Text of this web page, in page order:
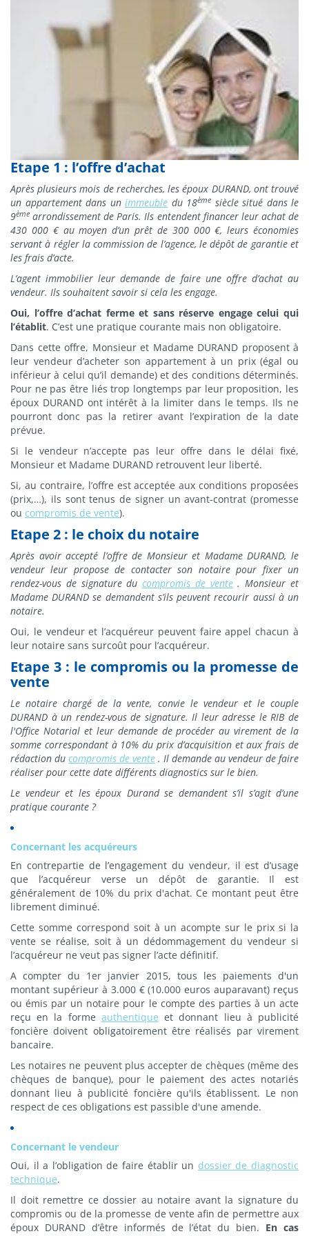
Etape 1 : l’offre d’achat
Après plusieurs mois de recherches, les époux DURAND, ont trouvé
un appartement dans un immeuble du 18ème siècle situé dans le
9ème arrondissement de Paris. Ils entendent financer leur achat de
430 000 € au moyen d’un prêt de 300 000 €, leurs économies
servant à régler la commission de l’agence, le dépôt de garantie et
les frais d’acte.
L’agent immobilier leur demande de faire une offre d’achat au
vendeur. Ils souhaitent savoir si cela les engage.
Oui, l’offre d’achat ferme et sans réserve engage celui qui
l’établit. C’est une pratique courante mais non obligatoire.
Dans cette offre, Monsieur et Madame DURAND proposent à
leur vendeur d’acheter son appartement à un prix (égal ou
inférieur à celui qu’il demande) et des conditions déterminés.
Pour ne pas être liés trop longtemps par leur proposition, les
époux DURAND ont intérêt à la limiter dans le temps. Ils ne
pourront donc pas la retirer avant l’expiration de la date
prévue.
Si le vendeur n’accepte pas leur offre dans le délai fixé,
Monsieur et Madame DURAND retrouvent leur liberté.
Si, au contraire, l’offre est acceptée aux conditions proposées
(prix,…), ils sont tenus de signer un avant-contrat (promesse
ou compromis de vente).
Etape 2 : le choix du notaire
Après avoir accepté l’offre de Monsieur et Madame DURAND, le
vendeur leur propose de contacter son notaire pour fixer un
rendez-vous de signature ducompromis de vente. Monsieur et
Madame DURAND se demandent s’ils peuvent recourir aussi à un
notaire.
Oui, le vendeur et l’acquéreur peuvent faire appel chacun à
leur notaire sans surcoût pour l’acquéreur.
Etape 3 : le compromis ou la promesse de
vente
Le notaire chargé de la vente, convie le vendeur et le couple
DURAND à un rendez-vous de signature. Il leur adresse le RIB de
l'Office Notarial et leur demande de procéder au virement de la
somme correspondant à 10% du prix d’acquisition et aux frais de
rédaction du compromis de vente . Il demande au vendeur de faire
réaliser pour cette date différents diagnostics sur le bien.
Le vendeur et les époux Durand se demandent s’il s’agit d’une
pratique courante ?
Concernant les acquéreurs
En contrepartie de l’engagement du vendeur, il est d’usage
que l’acquéreur verse un dépôt de garantie. Il est
généralement de 10% du prix d'achat. Ce montant peut être
librement diminué.
Cette somme correspond soit à un acompte sur le prix si la
vente se réalise, soit à un dédommagement du vendeur si
l’acquéreur ne veut pas signer l’acte définitif.
A compter du 1er janvier 2015, tous les paiements d'un
montant supérieur à 3.000 € (10.000 euros auparavant) reçus
ou émis par un notaire pour le compte des parties à un acte
reçu en la forme authentique et donnant lieu à publicité
foncière doivent obligatoirement être réalisés par virement
bancaire.
Les notaires ne peuvent plus accepter de chèques (même des
chèques de banque), pour le paiement des actes notariés
donnant lieu à publicité foncière qu'ils établissent. Le non
respect de ces obligations est passible d'une amende.
Concernant le vendeur
Oui, il a l’obligation de faire établir un dossier de diagnostic
technique.
Il doit remettre ce dossier au notaire avant la signature du
compromis ou de la promesse de vente afin de permettre aux
époux DURAND d’être informés de l’état du bien. En cas